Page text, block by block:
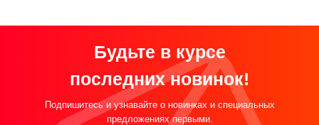
Будьте в курсе
последних новинок!
Подпишитесь и узнавайте о новинках и специальных
предложениях первыми.